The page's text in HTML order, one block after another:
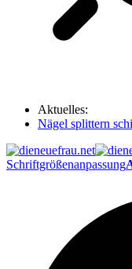
Aktuelles:
Nägel splittern
Schriftgrößenanpassung